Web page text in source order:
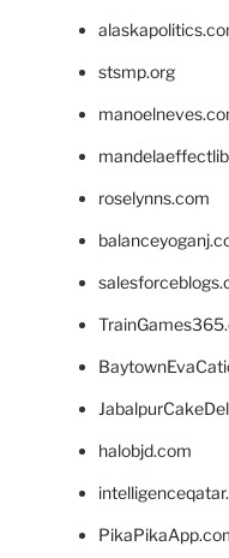
stsmp.org
roselynns.com
halobjd.com